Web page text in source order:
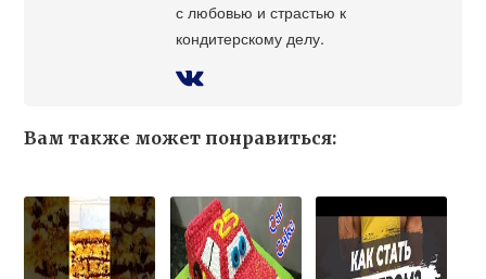
с любовью и страстью к
кондитерскому делу.
Вам также может понравиться: